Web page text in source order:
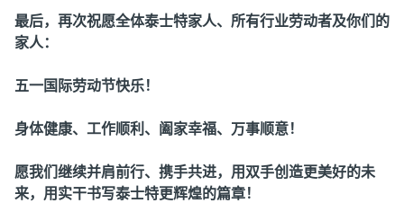
最后，再次祝愿全体泰士特家人、所有行业劳动者及你们的
家人：
五一国际劳动节快乐！
身体健康、工作顺利、阖家幸福、万事顺意！
愿我们继续并肩前行、携手共进，用双手创造更美好的未
来，用实干书写泰士特更辉煌的篇章！